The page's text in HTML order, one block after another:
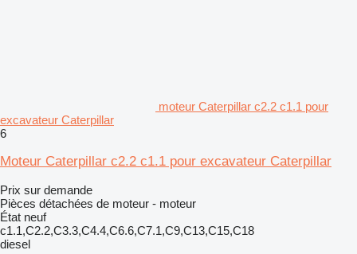
moteur Caterpillar c2.2 c1.1 pour
excavateur Caterpillar
6
Moteur Caterpillar c2.2 c1.1 pour excavateur Caterpillar
Prix sur demande
Pièces détachées de moteur - moteur
État neuf
c1.1,C2.2,C3.3,C4.4,C6.6,C7.1,C9,C13,C15,C18
diesel